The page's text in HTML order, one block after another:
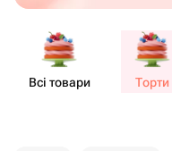
Всі товари Торти